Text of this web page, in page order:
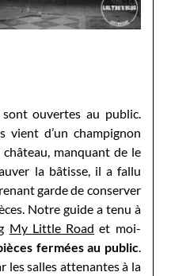
ouvertes au public.
vient d’un champignon
manquant de le
la bâtisse, il a fallu
garde de conserver
Notre guide a tenu à
My Little Road et moi-
fermées au public.
les salles attenantes à la